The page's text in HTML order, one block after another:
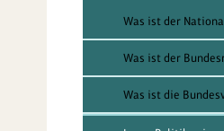
Was ist der
Was ist der
Was ist die